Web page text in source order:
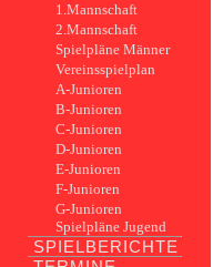
1.Mannschaft
2.Mannschaft
Spielpläne Männer
Vereinsspielplan
A-Junioren
B-Junioren
C-Junioren
D-Junioren
E-Junioren
F-Junioren
G-Junioren
Spielpläne Jugend
SPIELBERICHTE